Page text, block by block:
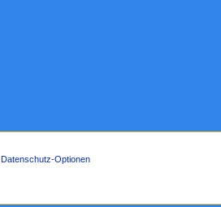
Datenschutz-Optionen